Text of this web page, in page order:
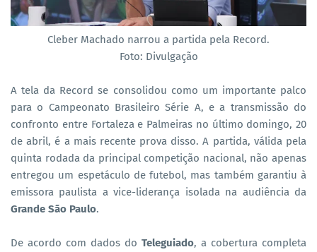
Cleber Machado narrou a partida pela Record.
Foto: Divulgação
A tela da Record se consolidou como um importante palco
para o Campeonato Brasileiro Série A, e a transmissão do
confronto entre Fortaleza e Palmeiras no último domingo, 20
de abril, é a mais recente prova disso. A partida, válida pela
quinta rodada da principal competição nacional, não apenas
entregou um espetáculo de futebol, mas também garantiu à
emissora paulista a vice-liderança isolada na audiência da
Grande São Paulo.
De acordo com dados do Teleguiado, a cobertura completa